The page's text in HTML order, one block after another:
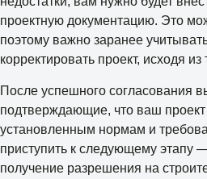
проектную документацию. Это
поэтому важно заранее
корректировать проект, исходя
После успешного согласования
подтверждающие, что ваш проект
установленным нормам и
приступить к следующему этапу
получение разрешения на